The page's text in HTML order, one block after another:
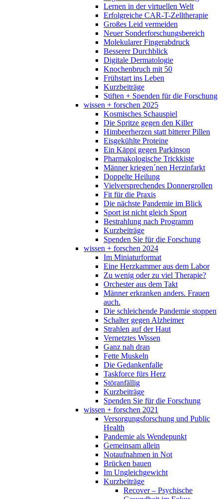
Lernen in der virtuellen Welt
Erfolgreiche CAR-T-Zelltherapie
Großes Leid vermeiden
Neuer Sonderforschungsbereich
Molekularer Fingerabdruck
Besserer Durchblick
Digitale Dermatologie
Knochenbruch mit 50
Frühstart ins Leben
Kurzbeiträge
Stiften + Spenden für die Forschung
wissen + forschen 2025
Kosmisches Schauspiel
Die Spritze gegen den Killer
Himbeerherzen statt bitterer Pillen
Eisgekühlte Proteine
Ein Käppi gegen Parkinson
Pharmakologische Trickkiste
Männer kriegen´nen Herzinfarkt
Doppelte Heilung
Vielversprechendes Donnergrollen
Fit für die Praxis
Die nächste Pandemie im Blick
Sport ist nicht gleich Sport
Bestrahlung nach Programm
Kurzbeiträge
Spenden Sie für die Forschung
wissen + forschen 2024
Im Miniaturformat
Eine Herzkammer aus dem Labor
Zu wenig oder zu viel Therapie?
Orchester aus dem Takt
Männer erkranken anders. Frauen
auch.
Die schleichende Pandemie stoppen
Schalter gegen Alzheimer
Strahlen auf der Haut
Vernetztes Wissen
Ganz nah dran
Fette Muskeln
Die Gedankenfalle
Taskforce fürs Herz
Störanfällig
Kurzbeiträge
Spenden Sie für die Forschung
wissen + forschen 2021
Versorgungsforschung und Public
Health
Pandemie als Wendepunkt
Gemeinsam allein
Notaufnahmen in Not
Brücken bauen
Im Ungleichgewicht
Kurzbeiträge
Recover – Psychische